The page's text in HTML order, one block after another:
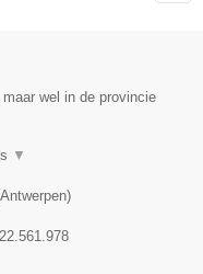
wel in de provincie
▼
Antwerpen)